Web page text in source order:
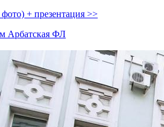
+ презентация >>
Арбатская ФЛ